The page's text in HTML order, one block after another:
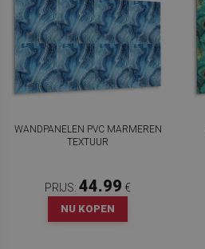
WANDPANELEN PVC MARMEREN
TEXTUUR
PRIJS: 44.99 €
NU KOPEN